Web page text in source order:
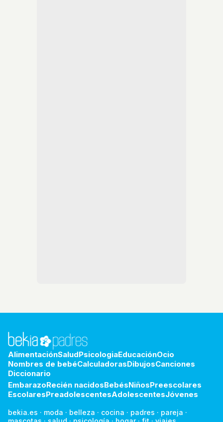
AlimentaciónSaludPsicologiaEducaciónOcio
Nombres de bebéCalculadorasDibujosCanciones
Diccionario
EmbarazoRecién nacidosBebésNiñosPreescolares
EscolaresPreadolescentesAdolescentesJóvenes
bekia.es · moda · belleza · cocina · padres · pareja ·